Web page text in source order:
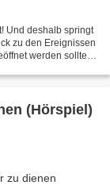
Und deshalb springt
zu den Ereignissen
werden sollte.
(Hörspiel)